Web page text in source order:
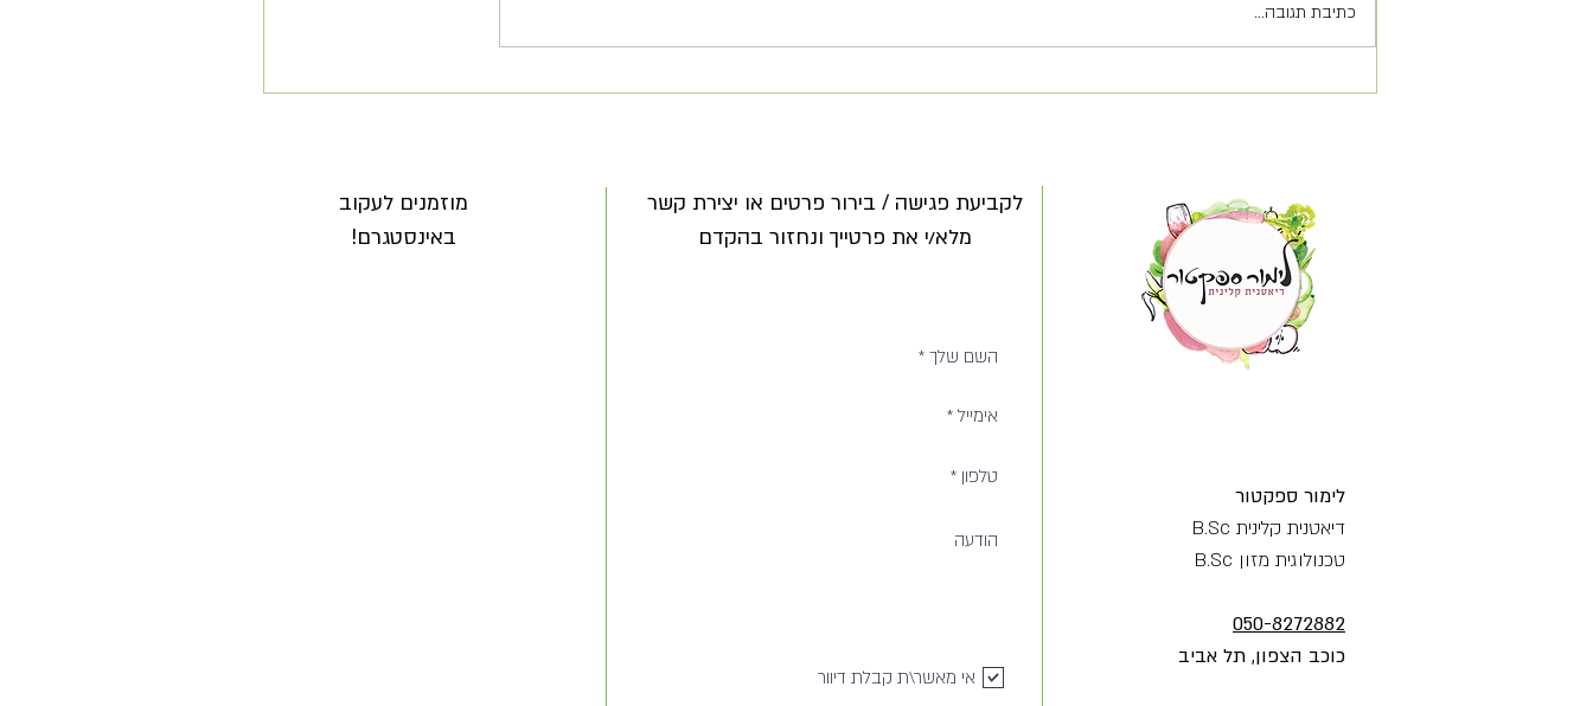
סוף סוף עוגת גבינה דלת קלוריות,
מתכון רטטוי- תוספת מנת ירקות
מאפינס מלוח ללא גלוטן מנגולד
כתיבת תגובה...
מוזמנים לעקוב
באינסטגרם!
לקביעת פגישה / בירור פרטים או יצירת קשר
מלא/י את פרטייך ונחזור בהקדם
אי מאשר\ת קבלת דיוור
לימור ספקטור
דיאטנית קלינית B.Sc
טכנולוגית מזון B.Sc
050-8272882
כוכב הצפון, תל אביב